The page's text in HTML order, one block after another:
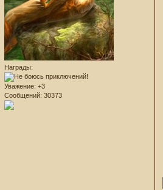
Награды:
Уважение: +3
Сообщений: 30373